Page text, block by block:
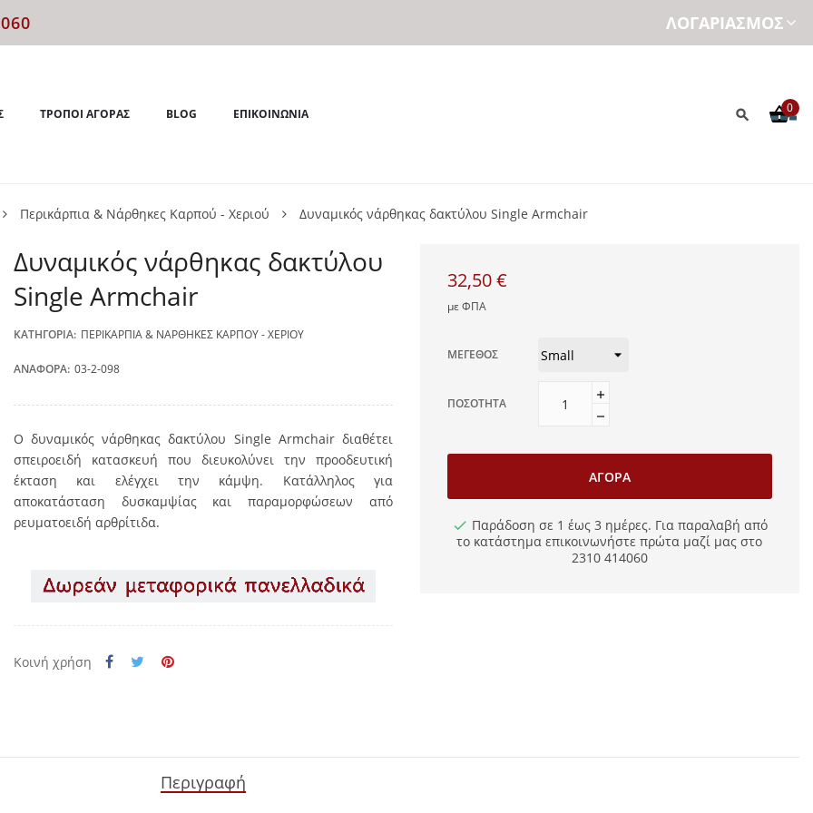
ΛΟΓΑΡΙΑΣΜΌΣ
ΤΡΌΠΟΙ ΑΓΟΡΆΣ BLOG ΕΠΙΚΟΙΝΩΝΊΑ 0
Περικάρπια & Νάρθηκες Καρπού - Χεριού Δυναμικός νάρθηκας δακτύλου Single Armchair
Δυναμικός νάρθηκας δακτύλου
Single Armchair
ΚΑΤΗΓΟΡΊΑ: ΠΕΡΙΚΆΡΠΙΑ & ΝΆΡΘΗΚΕΣ ΚΑΡΠΟΎ - ΧΕΡΙΟΎ
ΑΝΑΦΟΡΆ: 03-2-098
Ο δυναμικός νάρθηκας δακτύλου Single Armchair διαθέτει
σπειροειδή κατασκευή που διευκολύνει την προοδευτική
έκταση και ελέγχει την κάμψη. Κατάλληλος για
αποκατάσταση δυσκαμψίας και παραμορφώσεων από
ρευματοειδή αρθρίτιδα.
Κοινή χρήση
32,50 €
με ΦΠΑ
ΜΈΓΕΘΟΣ
ΠΟΣΌΤΗΤΑ
ΑΓΟΡΆ
Παράδοση σε 1 έως 3 ημέρες. Για παραλαβή από
το κατάστημα επικοινωνήστε πρώτα μαζί μας στο
2310 414060
Περιγραφή